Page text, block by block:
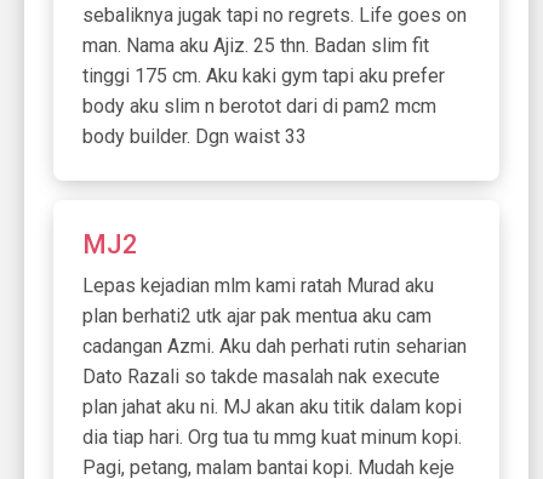
sebaliknya jugak tapi no regrets. Life goes on
man. Nama aku Ajiz. 25 thn. Badan slim fit
tinggi 175 cm. Aku kaki gym tapi aku prefer
body aku slim n berotot dari di pam2 mcm
body builder. Dgn waist 33
MJ2
Lepas kejadian mlm kami ratah Murad aku
plan berhati2 utk ajar pak mentua aku cam
cadangan Azmi. Aku dah perhati rutin seharian
Dato Razali so takde masalah nak execute
plan jahat aku ni. MJ akan aku titik dalam kopi
dia tiap hari. Org tua tu mmg kuat minum kopi.
Pagi, petang, malam bantai kopi. Mudah keje